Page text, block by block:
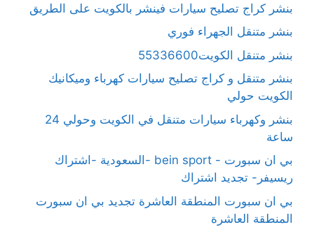
بنشر كراج تصليح سيارات فينشر بالكويت على الطريق
بنشر متنقل الجهراء فوري
بنشر متنقل الكويت55336600
بنشر متنقل و كراج تصليح سيارات كهرباء وميكانيك
الكويت حولي
بنشر وكهرباء سيارات متنقل في الكويت وحولي 24
ساعة
بي ان سبورت - bein sport -السعودية -اشتراك
ريسيفر- تجديد اشتراك
بي ان سبورت المنطقة العاشرة تجديد بي ان سبورت
المنطقة العاشرة